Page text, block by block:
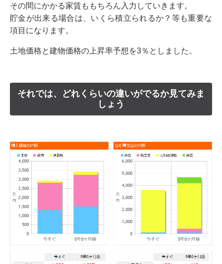
その間にかかる家賃ももちろん入力していきます。
貯金が出来る場合は、いくら積立られるか？等も重要な
項目になります。
土地価格と建物価格の上昇率予想を3％としました。
それでは、どれくらいの違いがでるか見てみま
しょう